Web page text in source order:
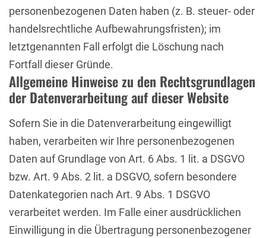
personenbezogenen Daten haben (z. B. steuer- oder
handelsrechtliche Aufbewahrungsfristen); im
letztgenannten Fall erfolgt die Löschung nach
Fortfall dieser Gründe.
Allgemeine Hinweise zu den Rechtsgrundlagen
der Datenverarbeitung auf dieser Website
Sofern Sie in die Datenverarbeitung eingewilligt
haben, verarbeiten wir Ihre personenbezogenen
Daten auf Grundlage von Art. 6 Abs. 1 lit. a DSGVO
bzw. Art. 9 Abs. 2 lit. a DSGVO, sofern besondere
Datenkategorien nach Art. 9 Abs. 1 DSGVO
verarbeitet werden. Im Falle einer ausdrücklichen
Einwilligung in die Übertragung personenbezogener